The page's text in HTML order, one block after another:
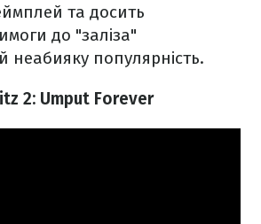
та досить
до "заліза"
неабияку популярність.
2: Umput Forever